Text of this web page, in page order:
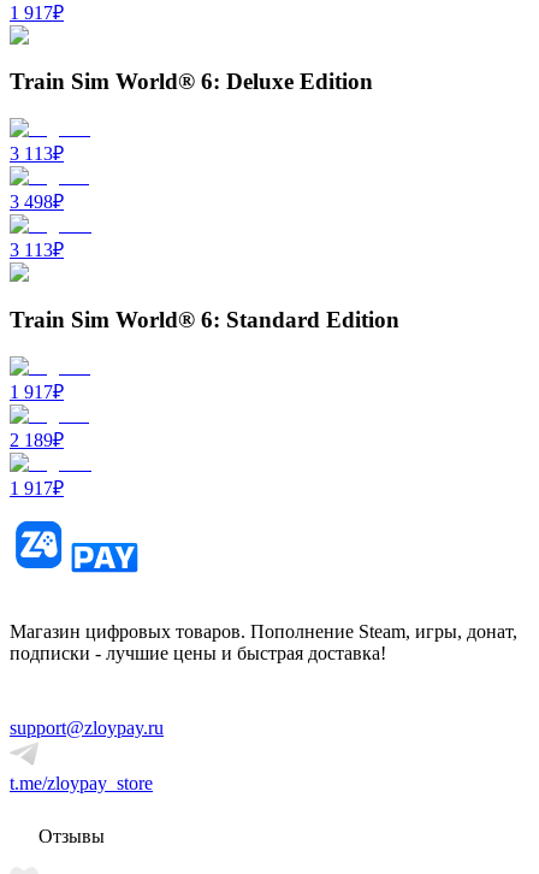
1 917₽
Train Sim World® 6: Deluxe Edition
3 113₽
3 498₽
3 113₽
Train Sim World® 6: Standard Edition
1 917₽
2 189₽
1 917₽
Магазин цифровых товаров. Пополнение Steam, игры, донат,
подписки - лучшие цены и быстрая доставка!
support@zloypay.ru
t.me/zloypay_store
Отзывы